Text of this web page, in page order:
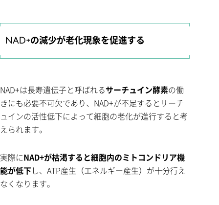
NAD+の減少が老化現象を促進する
NAD+は長寿遺伝子と呼ばれるサーチュイン酵素の働
きにも必要不可欠であり、NAD+が不足するとサーチ
ュインの活性低下によって細胞の老化が進行すると考
えられます。
実際にNAD+が枯渇すると細胞内のミトコンドリア機
能が低下し、ATP産生（エネルギー産生）が十分行え
なくなります。